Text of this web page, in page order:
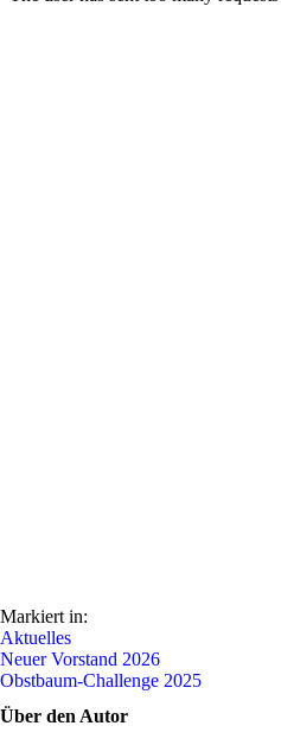
Markiert in:
Aktuelles
Neuer Vorstand 2026
Obstbaum-Challenge 2025
Über den Autor